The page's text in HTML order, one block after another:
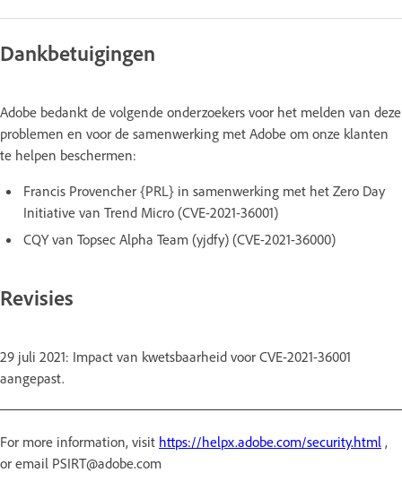
Dankbetuigingen
Adobe bedankt de volgende onderzoekers voor het melden van deze
problemen en voor de samenwerking met Adobe om onze klanten
te helpen beschermen:
Francis Provencher {PRL} in samenwerking met het Zero Day
Initiative van Trend Micro (CVE-2021-36001)
CQY van Topsec Alpha Team (yjdfy) (CVE-2021-36000)
Revisies
29 juli 2021: Impact van kwetsbaarheid voor CVE-2021-36001
aangepast.
For more information, visit https://helpx.adobe.com/security.html ,
or email PSIRT@adobe.com